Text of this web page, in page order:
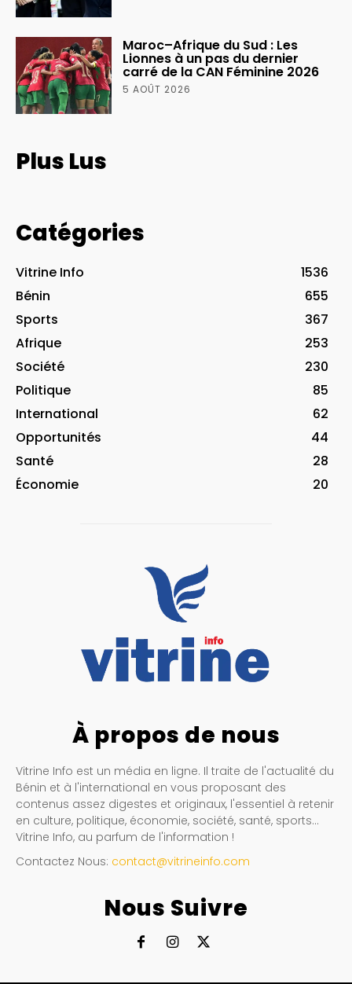
Maroc–Afrique du Sud : Les
Lionnes à un pas du dernier
carré de la CAN Féminine 2026
5 AOÛT 2026
Plus Lus
Catégories
Vitrine Info
1536
Bénin
655
Sports
367
Afrique
253
Société
230
Politique
85
International
62
Opportunités
44
Santé
28
Économie
20
À propos de nous
Vitrine Info est un média en ligne. Il traite de l'actualité du
Bénin et à l'international en vous proposant des
contenus assez digestes et originaux, l'essentiel à retenir
en culture, politique, économie, société, santé, sports…
Vitrine Info, au parfum de l'information !
Contactez Nous: contact@vitrineinfo.com
Nous Suivre